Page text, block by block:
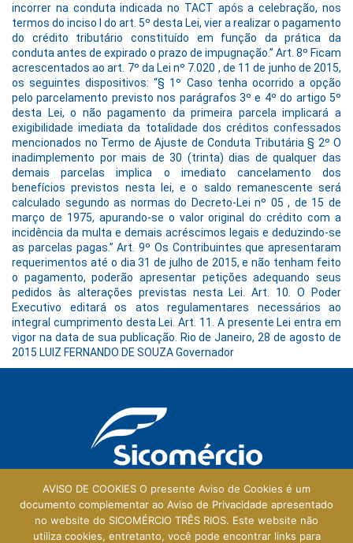
incorrer na conduta indicada no TACT após a celebração, nos
termos do inciso I do art. 5º desta Lei, vier a realizar o pagamento
do crédito tributário constituído em função da prática da
conduta antes de expirado o prazo de impugnação.” Art. 8º Ficam
acrescentados ao art. 7º da Lei nº 7.020 , de 11 de junho de 2015,
os seguintes dispositivos: “§ 1º Caso tenha ocorrido a opção
pelo parcelamento previsto nos parágrafos 3º e 4º do artigo 5º
desta Lei, o não pagamento da primeira parcela implicará a
exigibilidade imediata da totalidade dos créditos confessados
mencionados no Termo de Ajuste de Conduta Tributária § 2º O
inadimplemento por mais de 30 (trinta) dias de qualquer das
demais parcelas implica o imediato cancelamento dos
benefícios previstos nesta lei, e o saldo remanescente será
calculado segundo as normas do Decreto-Lei nº 05 , de 15 de
março de 1975, apurando-se o valor original do crédito com a
incidência da multa e demais acréscimos legais e deduzindo-se
as parcelas pagas.” Art. 9º Os Contribuintes que apresentaram
requerimentos até o dia 31 de julho de 2015, e não tenham feito
o pagamento, poderão apresentar petições adequando seus
pedidos às alterações previstas nesta Lei. Art. 10. O Poder
Executivo editará os atos regulamentares necessários ao
integral cumprimento desta Lei. Art. 11. A presente Lei entra em
vigor na data de sua publicação. Rio de Janeiro, 28 de agosto de
2015 LUIZ FERNANDO DE SOUZA Governador
Galeria Central
AVISO DE COOKIES O presente Aviso de Cookies é um
documento complementar ao Aviso de Privacidade apresentado
no website do SICOMÉRCIO TRÊS RIOS. Este website não
utiliza cookies, entretanto, você pode encontrar links para